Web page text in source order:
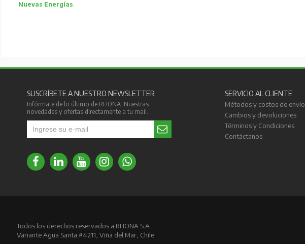
Nuevas Energías.
SUSCRÍBETE A NUESTRO NEWSLETTER
Infórmate de lo último de RHONA. Nuestras
novedades y ofertas directamente a tu mail.
SERVICIO AL CLIENTE
Métodos y costos de envío
Cambios y devoluciones
Términos y Condiciones
Contáctanos
Todos los derechos reservados a RHONA S.A.
Variante Agua Santa #4211, Viña del Mar, Chile.